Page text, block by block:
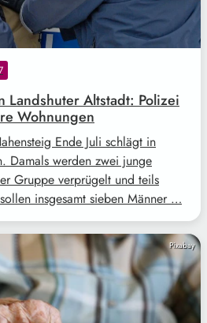
Landshuter Altstadt: Polizei
Wohnungen
Ende Juli schlägt in
Damals werden zwei junge
Gruppe verprügelt und teils
insgesamt sieben Männer …
Pixabay